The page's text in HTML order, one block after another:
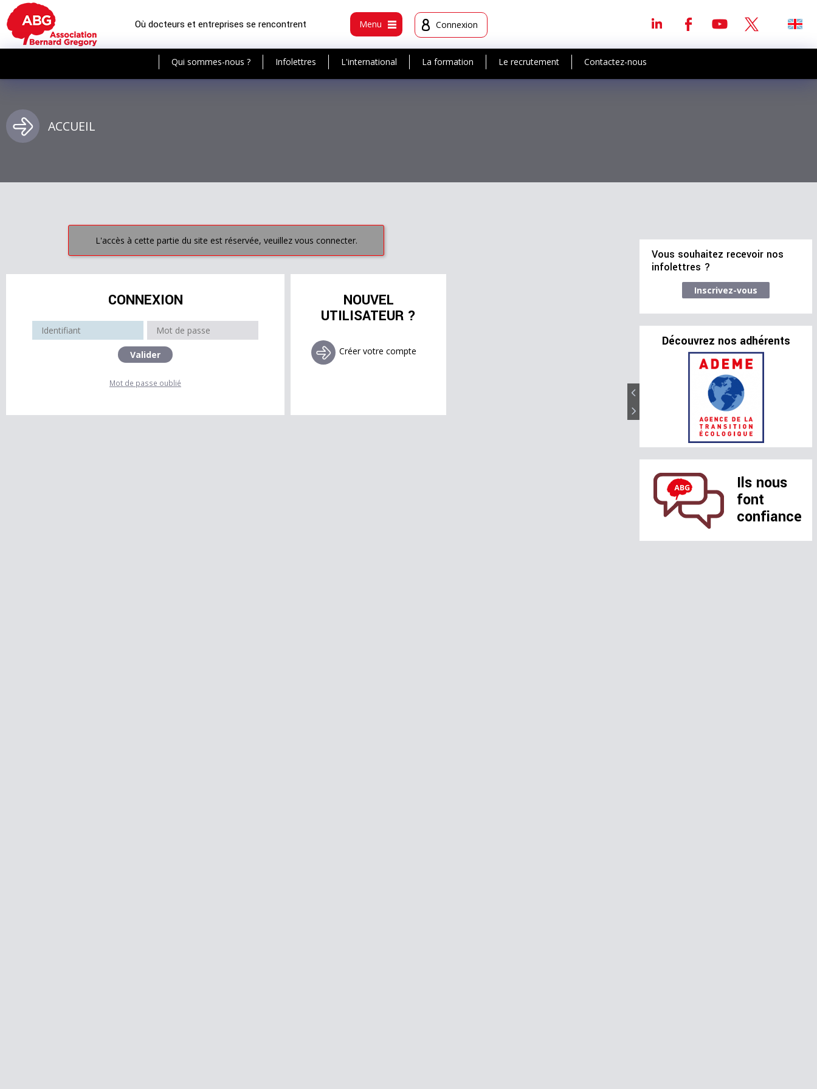
Où docteurs et entreprises se rencontrent Menu Connexion
Qui sommes-nous ? Infolettres L'international La formation Le recrutement Contactez-nous
ACCUEIL
L'accès à cette partie du site est réservée, veuillez vous connecter.
CONNEXION
Mot de passe oublié
NOUVEL
UTILISATEUR ?
Créer votre compte
Vous souhaitez recevoir nos
infolettres ?
Inscrivez-vous
Découvrez nos adhérents
Ils nous
font
confiance